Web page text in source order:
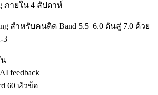
ภายใน 4 สัปดาห์
สำหรับคนติด Band 5.5–6.0 ดันสู่ 7.0 ด้วย
3
น
feedback
60 หัวข้อ